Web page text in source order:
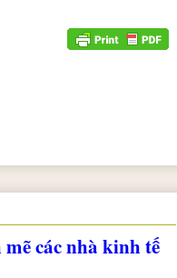
các nhà kinh tế